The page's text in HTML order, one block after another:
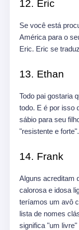
12. Eric
Se você está
América para o
Eric. Eric se
13. Ethan
Todo pai gostaria
todo. E é por isso
sábio para seu
"resistente e forte".
14. Frank
Alguns acreditam
calorosa e idosa
teríamos um avô
lista de nomes
significa "um livre"